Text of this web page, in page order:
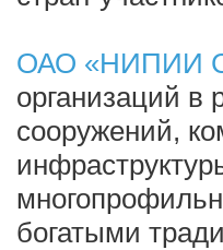
ОАО «НИПИИ
организаций в
сооружений,
богатыми